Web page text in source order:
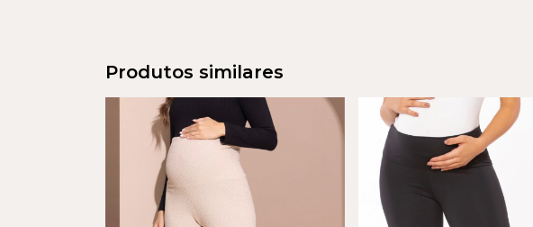
Produtos similares